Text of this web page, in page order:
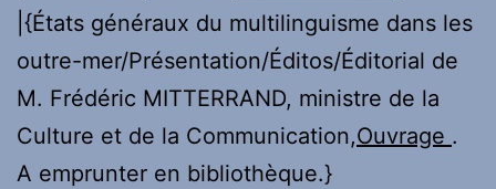
|{États généraux du multilinguisme dans les
outre-mer/Présentation/Éditos/Éditorial de
M. Frédéric MITTERRAND, ministre de la
Culture et de la Communication,Ouvrage .
A emprunter en bibliothèque.}